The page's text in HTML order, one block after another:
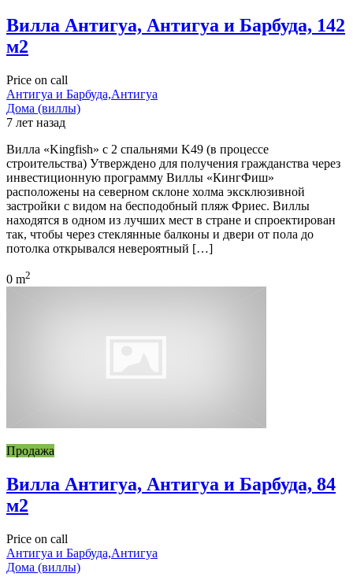
Вилла Антигуа, Антигуа и Барбуда, 142
м2
Price on call
Антигуа и Барбуда,Антигуа
Дома (виллы)
7 лет назад
Вилла «Kingfish» с 2 спальнями K49 (в процессе
строительства) Утверждено для получения гражданства через
инвестиционную программу Виллы «КингФиш»
расположены на северном склоне холма эксклюзивной
застройки с видом на бесподобный пляж Фриес. Виллы
находятся в одном из лучших мест в стране и спроектирован
так, чтобы через стеклянные балконы и двери от пола до
потолка открывался невероятный […]
0 m2
Продажа
Вилла Антигуа, Антигуа и Барбуда, 84
м2
Price on call
Антигуа и Барбуда,Антигуа
Дома (виллы)